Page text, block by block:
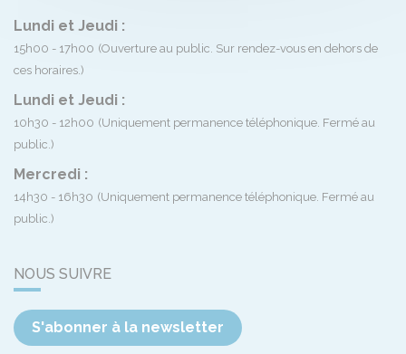
Lundi et Jeudi :
15h00 - 17h00 (Ouverture au public. Sur rendez-vous en dehors de
ces horaires.)
Lundi et Jeudi :
10h30 - 12h00 (Uniquement permanence téléphonique. Fermé au
public.)
Mercredi :
14h30 - 16h30 (Uniquement permanence téléphonique. Fermé au
public.)
NOUS SUIVRE
S'abonner à la newsletter